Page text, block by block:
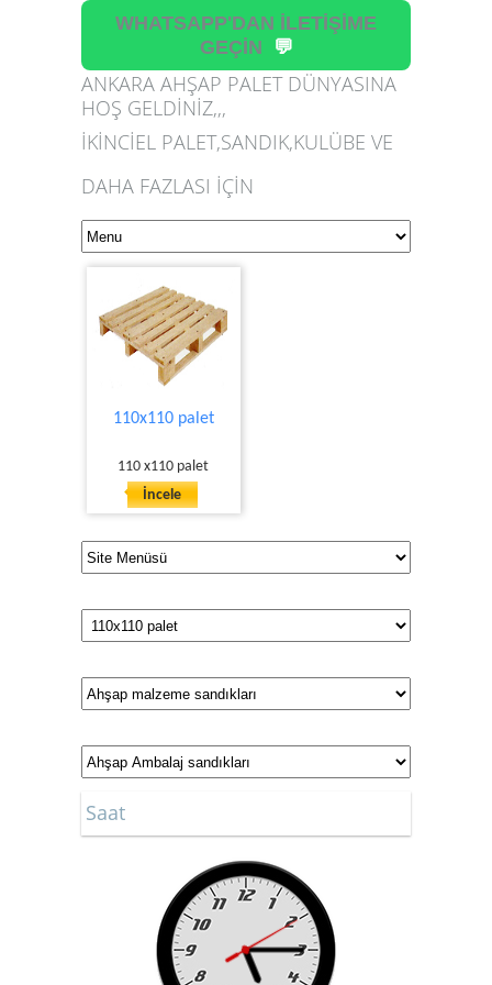
WHATSAPP'DAN İLETİŞİME
GEÇİN
💬
ANKARA AHŞAP PALET DÜNYASINA
HOŞ GELDİNİZ,,,
İKİNCİEL PALET,SANDIK,KULÜBE VE
DAHA FAZLASI İÇİN
110x110 palet
110 x110 palet
İncele
Saat